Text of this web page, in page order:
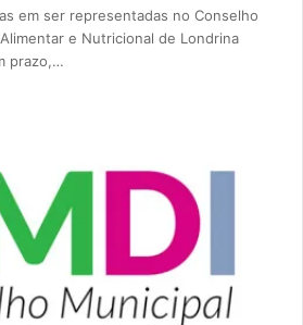
em ser representadas no Conselho
e Nutricional de Londrina
prazo,…